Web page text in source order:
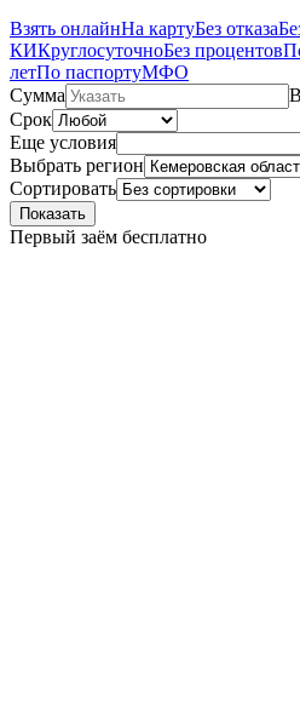
Взять онлайнНа картуБез отказа
КИКруглосуточноБез процентов
летПо паспортуМФО
Сумма
Срок
Еще условия
Выбрать регион
Сортировать
Показать
Первый заём бесплатно